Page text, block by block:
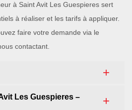
à Saint Avit Les Guespieres sert
à réaliser et les tarifs à appliquer.
faire votre demande via le
contactant.
Les Guespieres –